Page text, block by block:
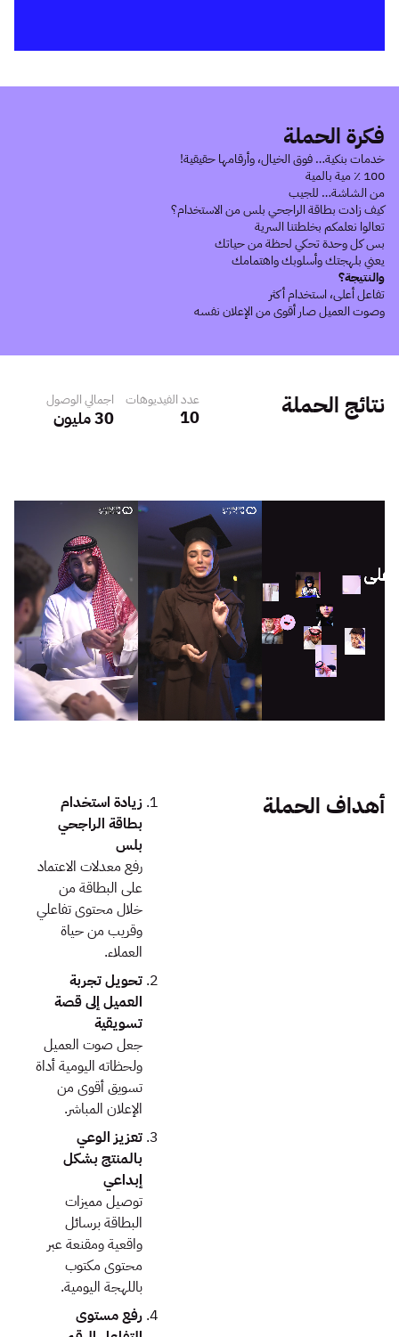
فكرة الحملة
خدمات بنكية… فوق الخيال، وأرقامها حقيقية!
100 ٪ مية بالمية
من الشاشة… للجيب
كيف زادت بطاقة الراجحي بلس من الاستخدام؟
تعالوا نعلمكم بخلطتنا السرية
بس كل وحدة تحكي لحظة من حياتك
يعني بلهجتك وأسلوبك واهتمامك
والنتيجة؟
تفاعل أعلى، استخدام أكثر
وصوت العميل صار أقوى من الإعلان نفسه
نتائج الحملة عدد الفيديوهات
10
اجمالي الوصول
30 مليون
أهداف الحملة
زيادة استخدام
بطاقة الراجحي
بلس
رفع معدلات الاعتماد
على البطاقة من
خلال محتوى تفاعلي
وقريب من حياة
العملاء.
تحويل تجربة
العميل إلى قصة
تسويقية
جعل صوت العميل
ولحظاته اليومية أداة
تسويق أقوى من
الإعلان المباشر.
تعزيز الوعي
بالمنتج بشكل
إبداعي
توصيل مميزات
البطاقة برسائل
واقعية ومقنعة عبر
محتوى مكتوب
باللهجة اليومية.
رفع مستوى